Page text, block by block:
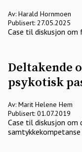
Av: Harald Hornmoen
Publisert: 27.05.2025
Case til diskusjon om
Deltakende
psykotisk
Av: Marit Helene Hem
Publisert: 01.07.2019
Case til diskusjon om